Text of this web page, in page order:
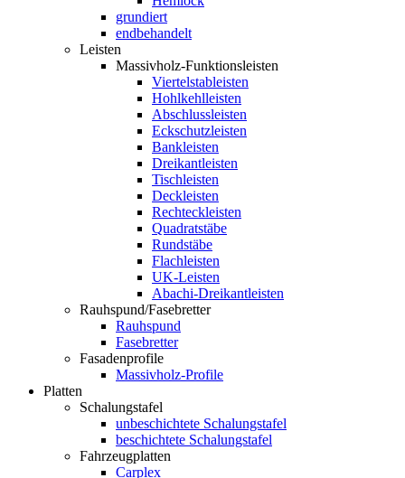
grundiert
endbehandelt
Leisten
Massivholz-Funktionsleisten
Viertelstableisten
Hohlkehlleisten
Abschlussleisten
Eckschutzleisten
Bankleisten
Dreikantleisten
Tischleisten
Deckleisten
Rechteckleisten
Quadratstäbe
Rundstäbe
Flachleisten
UK-Leisten
Abachi-Dreikantleisten
Rauhspund/Fasebretter
Rauhspund
Fasebretter
Fasadenprofile
Massivholz-Profile
Platten
Schalungstafel
unbeschichtete Schalungstafel
beschichtete Schalungstafel
Fahrzeugplatten
Carplex